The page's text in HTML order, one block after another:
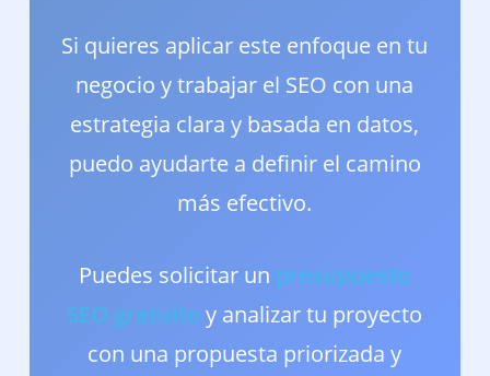
Si quieres aplicar este enfoque en tu
negocio y trabajar el SEO con una
estrategia clara y basada en datos,
puedo ayudarte a definir el camino
más efectivo.
Puedes solicitar un presupuesto
SEO gratuito y analizar tu proyecto
con una propuesta priorizada y